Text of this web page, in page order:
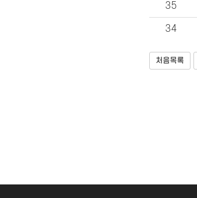
35
34
처음목록